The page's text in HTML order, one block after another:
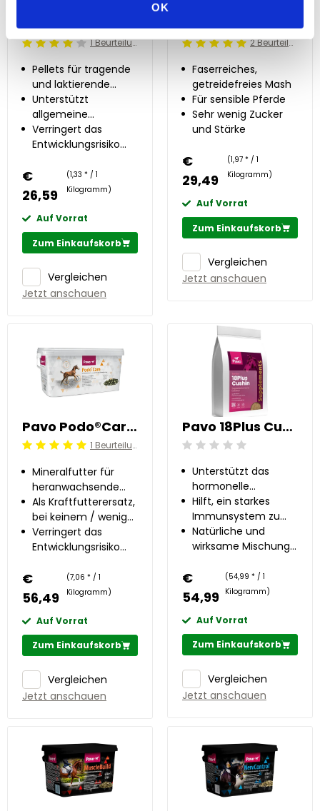
OK
Pavo Podo®Lac Pellets 20 kg
Beoordeling: 4/5 1 Beurteilung
Pellets für tragende
und laktierende
Stuten
Unterstützt
allgemeine
Gesundheit der
Stute
Verringert das
Entwicklungsrisiko
zu 50%
€
26,59
(1,33 * / 1
Kilogramm)
Auf Vorrat
Zum Einkaufskorb
Vergleichen
Jetzt anschauen
Pavo GrainFreeMash 15 kg
Beoordeling: 5/5 2 Beurteilung
Faserreiches,
getreidefreies Mash
Für sensible Pferde
Sehr wenig Zucker
und Stärke
€
29,49
(1,97 * / 1
Kilogramm)
Auf Vorrat
Zum Einkaufskorb
Vergleichen
Jetzt anschauen
Pavo Podo®Care 8 kg
Beoordeling: 5/5 1 Beurteilung
Mineralfutter für
heranwachsende
Fohlen und tragende
Stuten
Als Kraftfutterersatz,
bei keinem / wenig
Kraftfutter
Verringert das
Entwicklungsrisiko
zu 50%
€
56,49
(7,06 * / 1
Kilogramm)
Auf Vorrat
Zum Einkaufskorb
Vergleichen
Jetzt anschauen
Pavo 18Plus Cushin 1 kg
Beoordeling: 0/5
Unterstützt das
hormonelle
Gleichgewicht
Hilft, ein starkes
Immunsystem zu
erhalten
Natürliche und
wirksame Mischung
Pflanzenstoffen
€
54,99
(54,99 * / 1
Kilogramm)
Auf Vorrat
Zum Einkaufskorb
Vergleichen
Jetzt anschauen